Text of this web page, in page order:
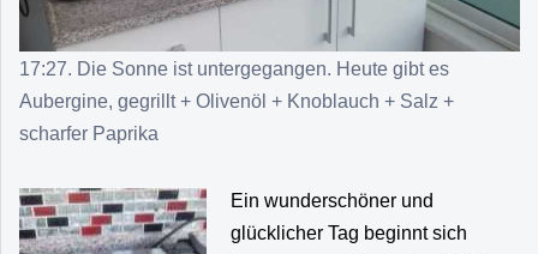
17:27. Die Sonne ist untergegangen. Heute gibt es
Aubergine, gegrillt + Olivenöl + Knoblauch + Salz +
scharfer Paprika
Ein wunderschöner und
glücklicher Tag beginnt sich